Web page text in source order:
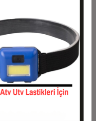
20.697,66 TL
21.443,52 TL
21.816,45 TL
22.189,38 TL